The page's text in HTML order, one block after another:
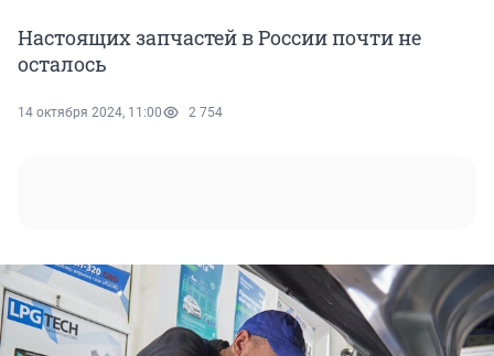
Настоящих запчастей в России почти не
осталось
14 октября 2024, 11:00 2 754